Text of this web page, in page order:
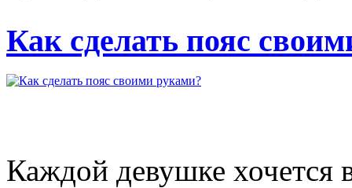
Как сделать пояс
Каждой девушке хочется